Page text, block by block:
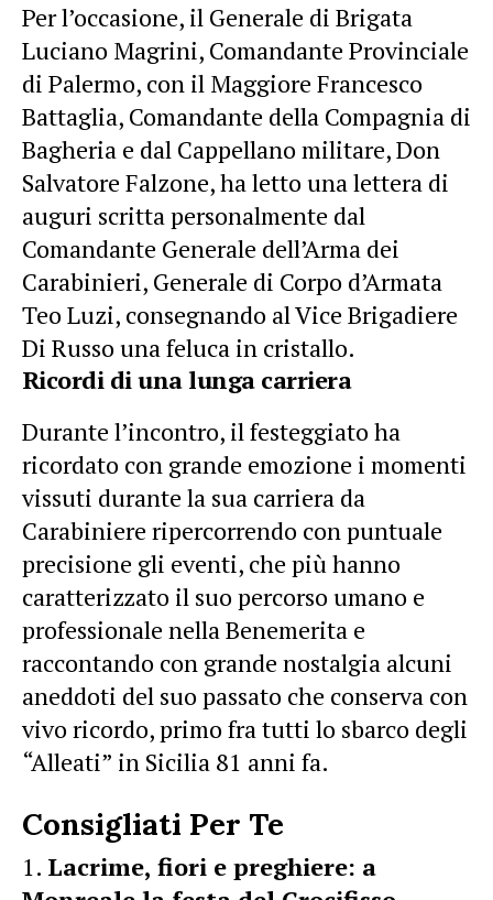
Per l’occasione, il Generale di Brigata
Luciano Magrini, Comandante Provinciale
di Palermo, con il Maggiore Francesco
Battaglia, Comandante della Compagnia di
Bagheria e dal Cappellano militare, Don
Salvatore Falzone, ha letto una lettera di
auguri scritta personalmente dal
Comandante Generale dell’Arma dei
Carabinieri, Generale di Corpo d’Armata
Teo Luzi, consegnando al Vice Brigadiere
Di Russo una feluca in cristallo.
Ricordi di una lunga carriera
Durante l’incontro, il festeggiato ha
ricordato con grande emozione i momenti
vissuti durante la sua carriera da
Carabiniere ripercorrendo con puntuale
precisione gli eventi, che più hanno
caratterizzato il suo percorso umano e
professionale nella Benemerita e
raccontando con grande nostalgia alcuni
aneddoti del suo passato che conserva con
vivo ricordo, primo fra tutti lo sbarco degli
“Alleati” in Sicilia 81 anni fa.
Consigliati Per Te
Lacrime, fiori e preghiere: a